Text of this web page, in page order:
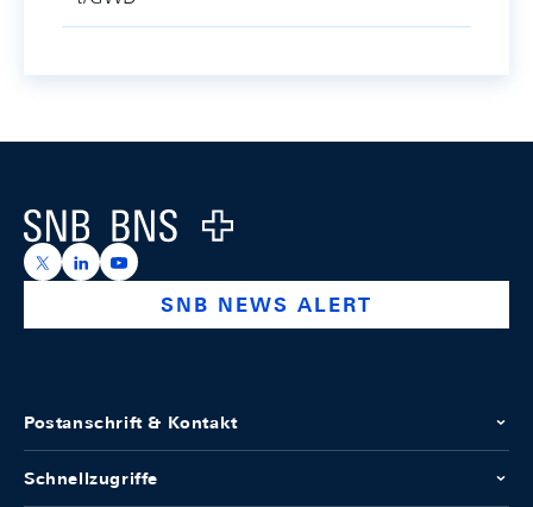
Logo
https://x.com/snb_bns
https://ch.linkedin.com/company/swiss-national-
https://www.youtube.com/@swissnationalbank
SNB NEWS ALERT
Postanschrift & Kontakt
Schnellzugriffe